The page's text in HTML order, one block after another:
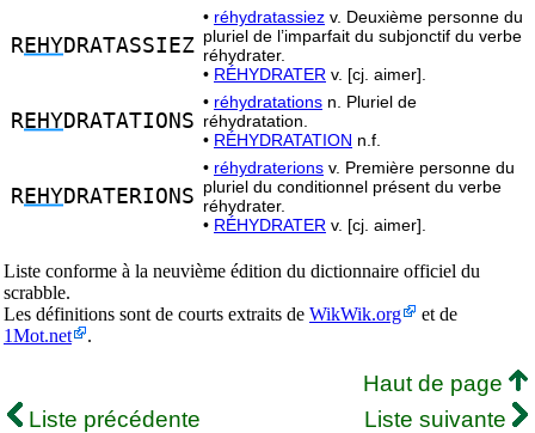
REHYDRATASSIEZ
• réhydratassiez v. Deuxième personne du
pluriel de l’imparfait du subjonctif du verbe
réhydrater.
• RÉHYDRATER v. [cj. aimer].
REHYDRATATIONS
• réhydratations n. Pluriel de
réhydratation.
• RÉHYDRATATION n.f.
REHYDRATERIONS
• réhydraterions v. Première personne du
pluriel du conditionnel présent du verbe
réhydrater.
• RÉHYDRATER v. [cj. aimer].
Liste conforme à la neuvième édition du dictionnaire officiel du
scrabble.
Les définitions sont de courts extraits de WikWik.org
et de
1Mot.net
.
Haut de page
Liste précédente
Liste suivante